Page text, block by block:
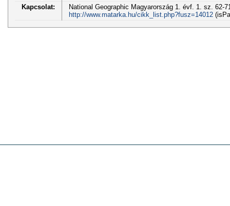
Kapcsolat:
National Geographic Magyarország 1. évf. 1. sz. 62-
http://www.matarka.hu/cikk_list.php?fusz=14012